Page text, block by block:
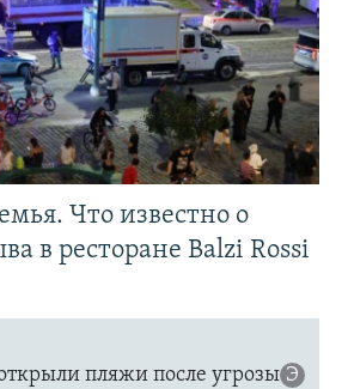
Что известно о
в ресторане Balzi Rossi